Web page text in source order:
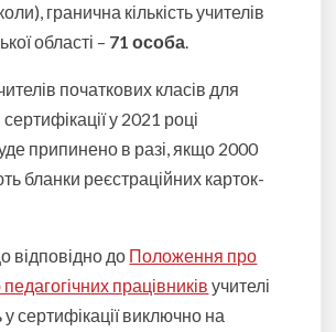
гранична кількість учителів
області – 71 особа.
початкових класів для
у 2021 році
припинено в разі, якщо 2000
бланки реєстраційних карток-
відповідно до Положення про
працівників учителі
у сертифікації виключно на